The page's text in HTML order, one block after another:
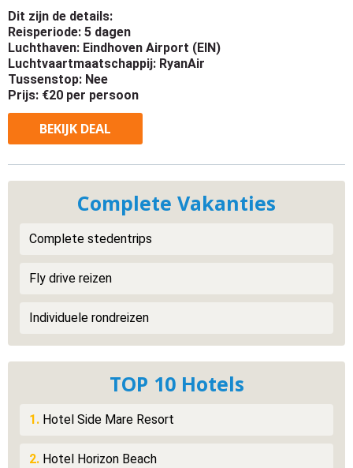
Dit zijn de details:
Reisperiode: 5 dagen
Luchthaven: Eindhoven Airport (EIN)
Luchtvaartmaatschappij: RyanAir
Tussenstop: Nee
Prijs: €20 per persoon
BEKIJK DEAL
Complete Vakanties
Complete stedentrips
Fly drive reizen
Individuele rondreizen
TOP 10 Hotels
1. Hotel Side Mare Resort
2. Hotel Horizon Beach